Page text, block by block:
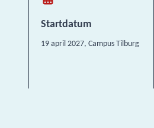
Startdatum
19 april 2027, Campus Tilburg